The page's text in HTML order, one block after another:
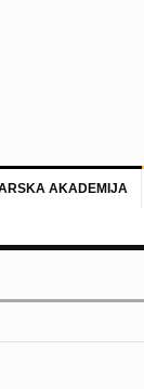
AKADEMIJA